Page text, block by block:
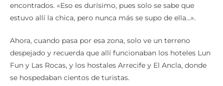
encontrados. «Eso es durísimo, pues solo se sabe que
estuvo allí la chica, pero nunca más se supo de ella…».
Ahora, cuando pasa por esa zona, solo ve un terreno
despejado y recuerda que allí funcionaban los hoteles Lun
Fun y Las Rocas, y los hostales Arrecife y El Ancla, donde
se hospedaban cientos de turistas.